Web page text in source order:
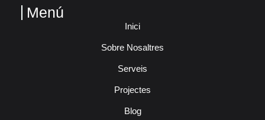
Menú
Inici
Sobre Nosaltres
Serveis
Projectes
Blog